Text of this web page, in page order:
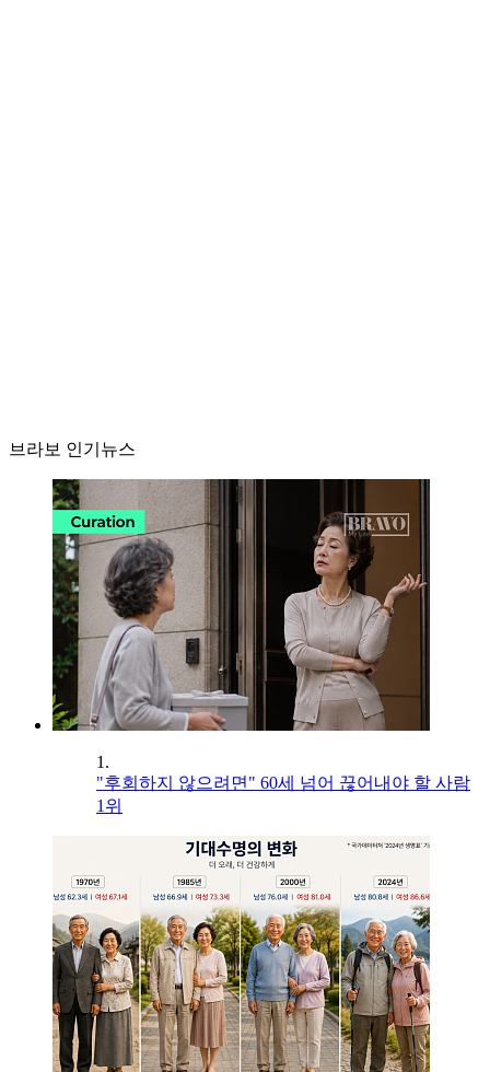
브라보 인기뉴스
1.
"후회하지 않으려면" 60세 넘어 끊어내야 할 사람
1위